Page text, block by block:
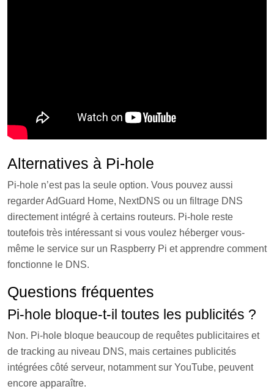
Alternatives à Pi-hole
Pi-hole n’est pas la seule option. Vous pouvez aussi
regarder AdGuard Home, NextDNS ou un filtrage DNS
directement intégré à certains routeurs. Pi-hole reste
toutefois très intéressant si vous voulez héberger vous-
même le service sur un Raspberry Pi et apprendre comment
fonctionne le DNS.
Questions fréquentes
Pi-hole bloque-t-il toutes les publicités ?
Non. Pi-hole bloque beaucoup de requêtes publicitaires et
de tracking au niveau DNS, mais certaines publicités
intégrées côté serveur, notamment sur YouTube, peuvent
encore apparaître.